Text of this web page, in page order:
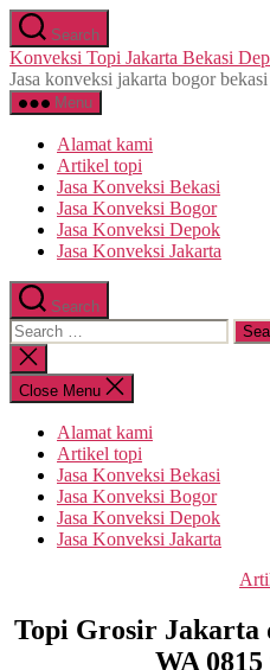
Skip
to
the
content
Search
Konveksi Topi Jakarta Bekasi
Jasa konveksi jakarta bogor
Menu
Alamat kami
Artikel topi
Jasa Konveksi Bekasi
Jasa Konveksi Bogor
Jasa Konveksi Depok
Jasa Konveksi Jakarta
Search
Search
for:
Close
search
Close Menu
Alamat kami
Artikel topi
Jasa Konveksi Bekasi
Jasa Konveksi Bogor
Jasa Konveksi Depok
Jasa Konveksi Jakarta
Topi Grosir Jakarta
WA 0815